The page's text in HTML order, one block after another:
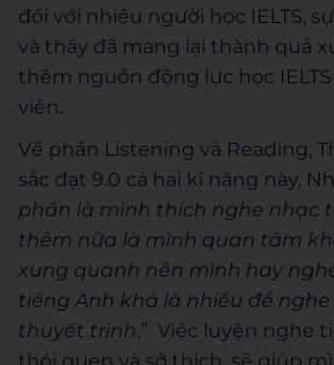
đối với nhiều người học IELTS,
và thầy đã mang lại thành quả
thêm nguồn động lực học
viên.
Về phần Listening và Reading,
sắc đạt 9.0 cả hai kĩ năng này,
phần là mình thích nghe nhạc
thêm nữa là mình quan tâm
xung quanh nên mình hay
tiếng Anh khá là nhiều để
thuyết trình.” Việc luyện nghe